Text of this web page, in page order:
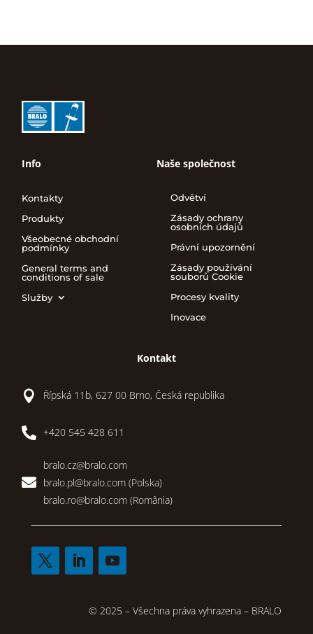
Info
Kontakty
Produkty
Všeobecné obchodní
podmínky
General terms and
conditions of sale
Služby
Naše společnost
Odvětví
Zásady ochrany
osobních údajů
Právní upozornění
Zásady používání
souborů Cookie
Procesy kvality
Inovace
Kontakt
 Řípská 11b, 627 00 Brno, Česká republika
 +420 545 428 611

bralo.cz@bralo.com
bralo.pl@bralo.com (Polska)
bralo.ro@bralo.com (România)
© 2025 – Všechna práva vyhrazena – BRALO